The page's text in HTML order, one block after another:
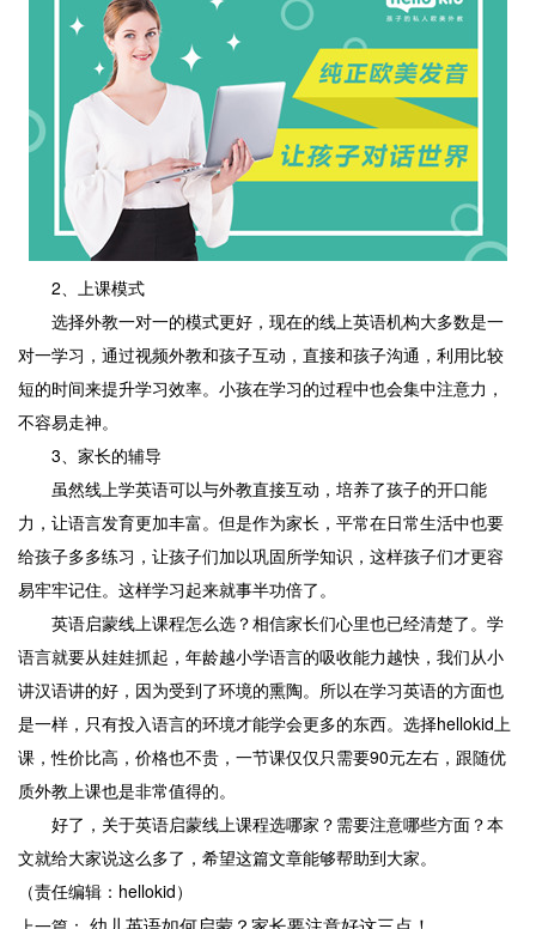
2、上课模式
选择外教一对一的模式更好，现在的线上英语机构大多数是一
对一学习，通过视频外教和孩子互动，直接和孩子沟通，利用比较
短的时间来提升学习效率。小孩在学习的过程中也会集中注意力，
不容易走神。
3、家长的辅导
虽然线上学英语可以与外教直接互动，培养了孩子的开口能
力，让语言发育更加丰富。但是作为家长，平常在日常生活中也要
给孩子多多练习，让孩子们加以巩固所学知识，这样孩子们才更容
易牢牢记住。这样学习起来就事半功倍了。
英语启蒙线上课程怎么选？相信家长们心里也已经清楚了。学
语言就要从娃娃抓起，年龄越小学语言的吸收能力越快，我们从小
讲汉语讲的好，因为受到了环境的熏陶。所以在学习英语的方面也
是一样，只有投入语言的环境才能学会更多的东西。选择hellokid上
课，性价比高，价格也不贵，一节课仅仅只需要90元左右，跟随优
质外教上课也是非常值得的。
好了，关于英语启蒙线上课程选哪家？需要注意哪些方面？本
文就给大家说这么多了，希望这篇文章能够帮助到大家。
（责任编辑：hellokid）